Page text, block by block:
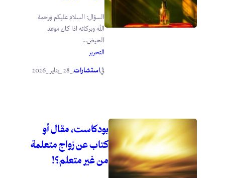
السؤال: السلام عليكم ورحمة
الله وبركاته اذا كان موعد
الحيض...
التحرير
فياستشارات.
بودكاست، مقال أو
كتاب عن زواج متعلمة
من غير متعلم؟!